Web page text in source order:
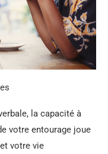
la capacité à
votre entourage joue
votre vie